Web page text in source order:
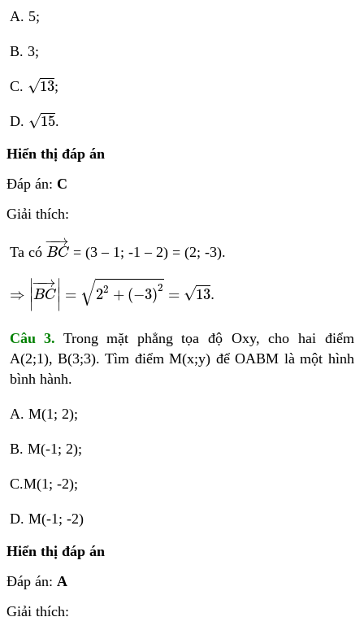
A. 5;
B. 3;
C. √13
13
;
D. √15
15
.
Hiển thị đáp án
Đáp án: C
Giải thích:
Ta có
−
−→
BC
C→
= (3 – 1; -1 – 2) = (2; -3).
⇒
∣
∣
∣
−
−→
BC
∣∣
∣ = √22 + (−3)2 = √13.
B →= −32=13.
Câu 3. Trong mặt phẳng tọa độ Oxy, cho hai điểm
A(2;1), B(3;3). Tìm điểm M(x;y) để OABM là một hình
bình hành.
A. M(1; 2);
B. M(-1; 2);
C.M(1; -2);
D. M(-1; -2)
Hiển thị đáp án
Đáp án: A
Giải thích: